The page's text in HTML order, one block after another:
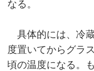
なる。
具体的には、冷
度置いてからグラ
頃の温度になる。